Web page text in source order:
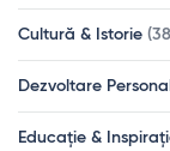
Cultură & Istorie
Dezvoltare
Educație &